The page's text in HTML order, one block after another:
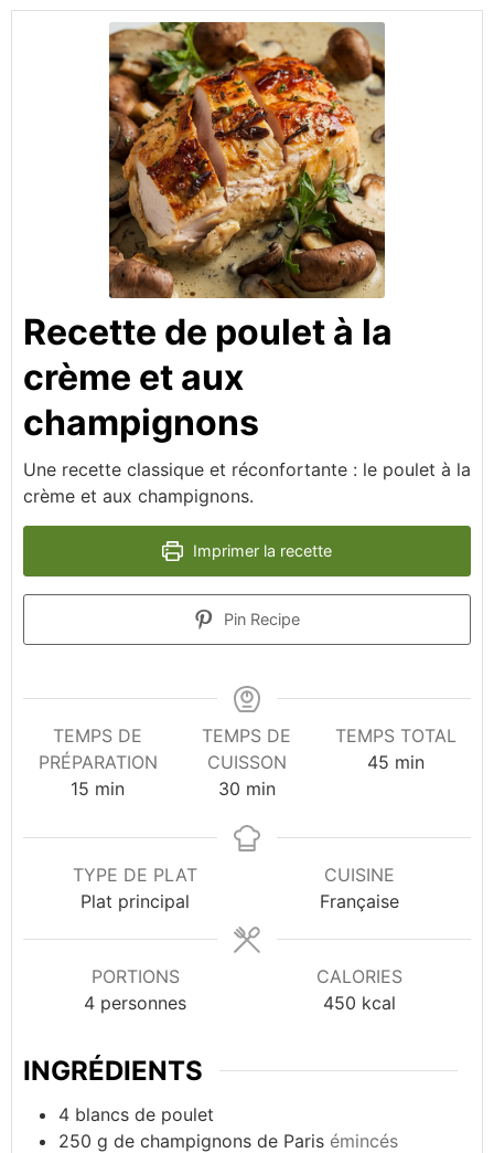
Recette de poulet à la
crème et aux
champignons
Une recette classique et réconfortante : le poulet à la
crème et aux champignons.
Imprimer la recette
Pin Recipe
TEMPS DE
PRÉPARATION
15 minutes
min
TEMPS DE
CUISSON
30minutes
min
TEMPS TOTAL
45 minutes
min
TYPE DE PLAT
Plat principal
CUISINE
Française
PORTIONS
4 personnes
CALORIES
450 kcal
INGRÉDIENTS
4 blancs de poulet
250 g de champignons de Paris émincés